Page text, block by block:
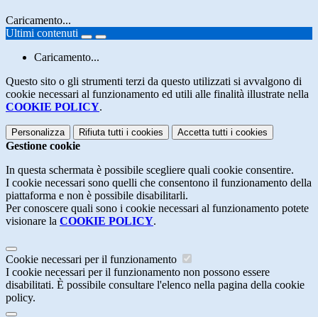
Caricamento...
Ultimi contenuti
Caricamento...
Questo sito o gli strumenti terzi da questo utilizzati si avvalgono di
cookie necessari al funzionamento ed utili alle finalità illustrate nella
COOKIE POLICY.
Personalizza Rifiuta tutti i cookies Accetta tutti i cookies
Gestione cookie
In questa schermata è possibile scegliere quali cookie consentire.
I cookie necessari sono quelli che consentono il funzionamento della
piattaforma e non è possibile disabilitarli.
Per conoscere quali sono i cookie necessari al funzionamento potete
visionare la COOKIE POLICY.
Cookie necessari per il funzionamento
I cookie necessari per il funzionamento non possono essere
disabilitati. È possibile consultare l'elenco nella pagina della cookie
policy.